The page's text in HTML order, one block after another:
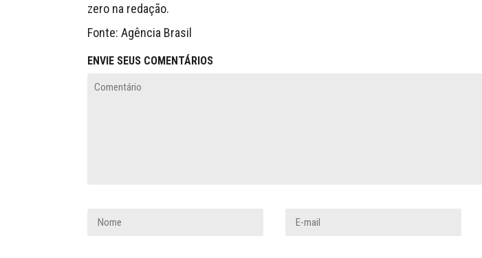
zero na redação.
Fonte: Agência Brasil
ENVIE SEUS COMENTÁRIOS